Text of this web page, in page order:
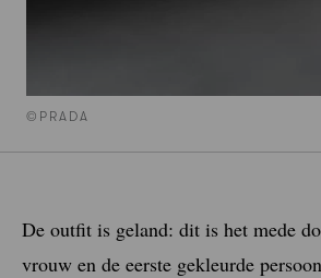
©PRADA
De outfit is geland: dit is het mede
vrouw en de eerste gekleurde